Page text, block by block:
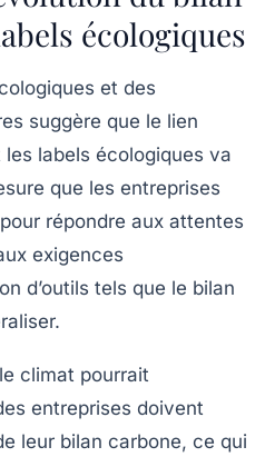
écologiques
et des
suggère que le lien
labels écologiques va
que les entreprises
répondre aux attentes
exigences
d’outils tels que le bilan
climat pourrait
entreprises doivent
leur bilan carbone, ce qui